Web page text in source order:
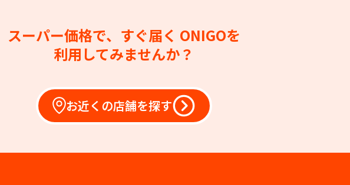
スーパー価格で、すぐ届く ONIGOを
利用してみませんか？
お近くの店舗を探す